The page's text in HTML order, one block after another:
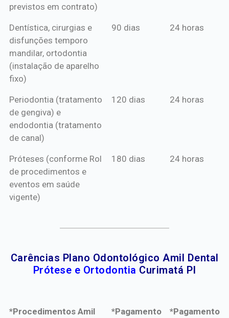
previstos em contrato)
Dentística, cirurgias e
disfunções temporo
mandilar, ortodontia
(instalação de aparelho
fixo)
90 dias 24 horas
Periodontia (tratamento
de gengiva) e
endodontia (tratamento
de canal)
120 dias 24 horas
Próteses (conforme Rol
de procedimentos e
eventos em saúde
vigente)
180 dias 24 horas
Carências Plano Odontológico Amil Dental
Prótese e Ortodontia Curimatá PI
*Procedimentos Amil
*Pagamento
*Pagamento